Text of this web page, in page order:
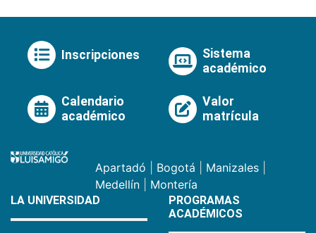
Inscripciones
Sistema
académico
Calendario
académico
Valor
matrícula
Apartadó Bogotá Manizales
Medellín
Montería
LA UNIVERSIDAD
PROGRAMAS
ACADÉMICOS